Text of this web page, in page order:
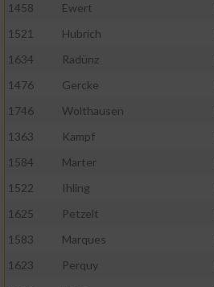
1458
Ewert
1521
Hubrich
1634
Radünz
1476
Gercke
1746
Wolthausen
1363
Kampf
1584
Marter
1522
Ihling
1625
Petzelt
1583
Marques
1623
Perquy